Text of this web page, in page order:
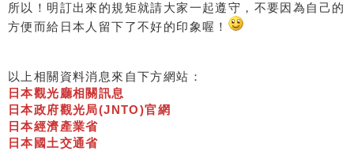
所以！明訂出來的規矩就請大家一起遵守，不要因為自己的
方便而給日本人留下了不好的印象喔！
以上相關資料消息來自下方網站：
日本觀光廳相關訊息
日本政府觀光局(JNTO)官網
日本經濟產業省
日本國土交通省